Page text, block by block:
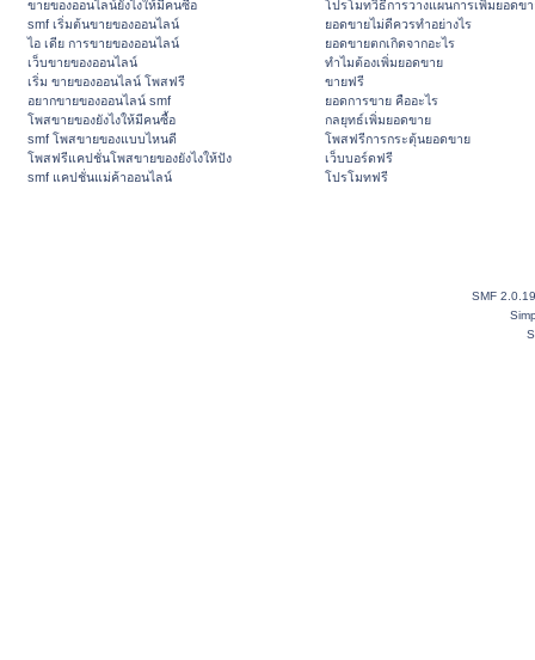
ขายของออนไลน์ยังไงให้มีคนซื้อ
smf เริ่มต้นขายของออนไลน์
ไอ เดีย การขายของออนไลน์
เว็บขายของออนไลน์
เริ่ม ขายของออนไลน์ โพสฟรี
อยากขายของออนไลน์ smf
โพสขายของยังไงให้มีคนซื้อ
smf โพสขายของแบบไหนดี
โพสฟรีแคปชั่นโพสขายของยังไงให้ปัง
smf แคปชั่นแม่ค้าออนไลน์
โปรโมทวิธีการวางแผนการเพิ่มยอดข
ยอดขายไม่ดีควรทำอย่างไร
ยอดขายตกเกิดจากอะไร
ทำไมต้องเพิ่มยอดขาย
ขายฟรี
ยอดการขาย คืออะไร
กลยุทธ์เพิ่มยอดขาย
โพสฟรีการกระตุ้นยอดขาย
เว็บบอร์ดฟรี
โปรโมทฟรี
SMF 2.0.19